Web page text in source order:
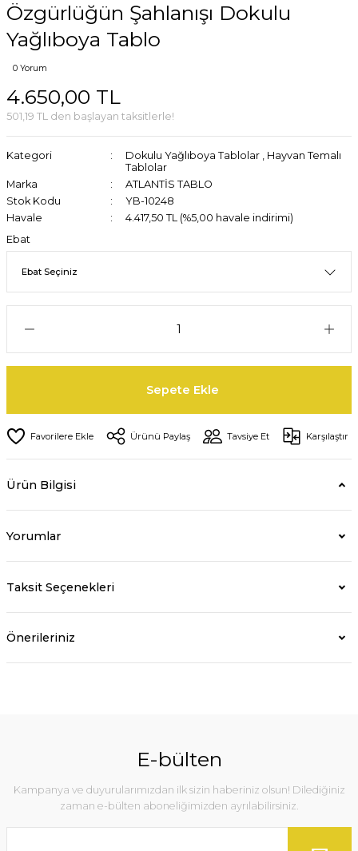
Özgürlüğün Şahlanışı Dokulu
Yağlıboya Tablo
0 Yorum
4.650,00 TL
501,19 TL den başlayan taksitlerle!
Kategori Dokulu Yağlıboya Tablolar , Hayvan Temalı
Tablolar
Marka
ATLANTİS TABLO
Stok Kodu
YB-10248
Havale
4.417,50 TL (%5,00 havale indirimi)
Ebat
Sepete Ekle
Ürünü Paylaş Tavsiye Et Karşılaştır
Ürün Bilgisi
Yorumlar
Taksit Seçenekleri
Önerileriniz
E-bülten
Kampanya ve duyurularımızdan ilk sizin haberiniz olsun! Dilediğiniz
zaman e-bülten aboneliğimizden ayrılabilirsiniz.